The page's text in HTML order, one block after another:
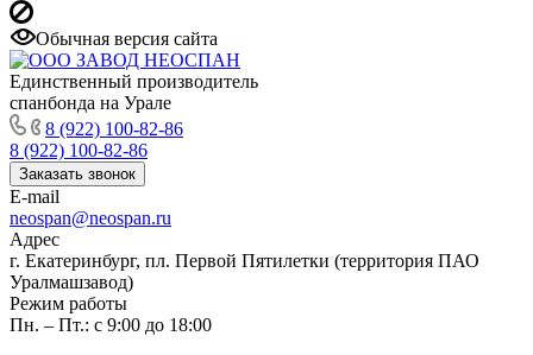
Обычная версия сайта
Единственный производитель
спанбонда на Урале
8 (922) 100-82-86
8 (922) 100-82-86
Заказать звонок
E-mail
neospan@neospan.ru
Адрес
г. Екатеринбург, пл. Первой Пятилетки (территория ПАО
Уралмашзавод)
Режим работы
Пн. – Пт.: с 9:00 до 18:00